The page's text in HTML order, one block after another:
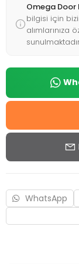
Omega Door
bilgisi için
alımlarınıza
WhatsApp